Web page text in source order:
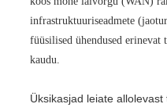
infrastruktuuriseadmete
füüsilised ühendused
kaudu.
Üksikasjad leiate allolevast